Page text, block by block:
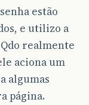
estão
e utilizo a
realmente
aciona um
algumas
página.